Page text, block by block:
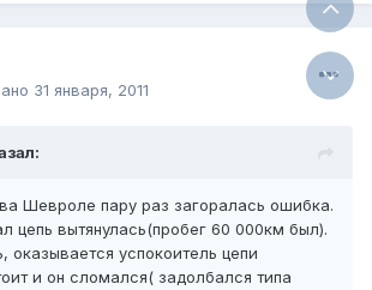
31 января, 2011
Шевроле пару раз загоралась ошибка.
цепь вытянулась(пробег 60 000км был).
оказывается успокоитель цепи
и он сломался( задолбался типа